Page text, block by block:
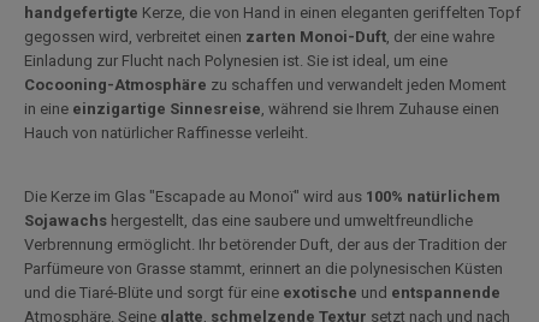
handgefertigte Kerze, die von Hand in einen eleganten geriffelten Topf
gegossen wird, verbreitet einen zarten Monoi-Duft, der eine wahre
Einladung zur Flucht nach Polynesien ist. Sie ist ideal, um eine
Cocooning-Atmosphäre zu schaffen und verwandelt jeden Moment
in eine einzigartige Sinnesreise, während sie Ihrem Zuhause einen
Hauch von natürlicher Raffinesse verleiht.
Die Kerze im Glas "Escapade au Monoï" wird aus 100% natürlichem
Sojawachs hergestellt, das eine saubere und umweltfreundliche
Verbrennung ermöglicht. Ihr betörender Duft, der aus der Tradition der
Parfümeure von Grasse stammt, erinnert an die polynesischen Küsten
und die Tiaré-Blüte und sorgt für eine exotische und entspannende
Atmosphäre. Seine glatte, schmelzende Textur setzt nach und nach